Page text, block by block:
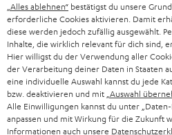
BLUETOOTH-LAUTSPRECHER
KOPFHÖRER
BLUETOOTH-KOPFHÖRER
STEREOANLAGEN
LAUTSPRECHER
PARTNERPROGRAMM
BLOG
NEWSLETTER
STORES
SCHWEIZ
NIEDERLANDE
BELGIEN
FRANKREICH
„Alles ablehnen“ bestätigst du unsere
erforderliche Cookies aktivieren. Damit
diese werden jedoch zufällig ausgewählt.
Inhalte, die wirklich relevant für dich sind,
Hier willigst du der Verwendung aller
der Verarbeitung deiner Daten in Staaten
eine individuelle Auswahl kannst du jede
bzw. deaktivieren und mit „Auswahl
Alle Einwilligungen kannst du unter
anpassen und mit Wirkung für die Zukunft
Informationen auch unsere